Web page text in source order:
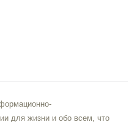
для жизни и обо всем, что